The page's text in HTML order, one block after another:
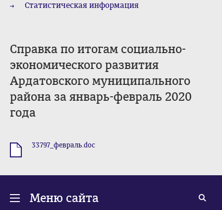
Статистическая информация
Справка по итогам социально-
экономического развития
Ардатовского муниципального
района за январь-февраль 2020
года
33797_февраль.doc
Меню сайта